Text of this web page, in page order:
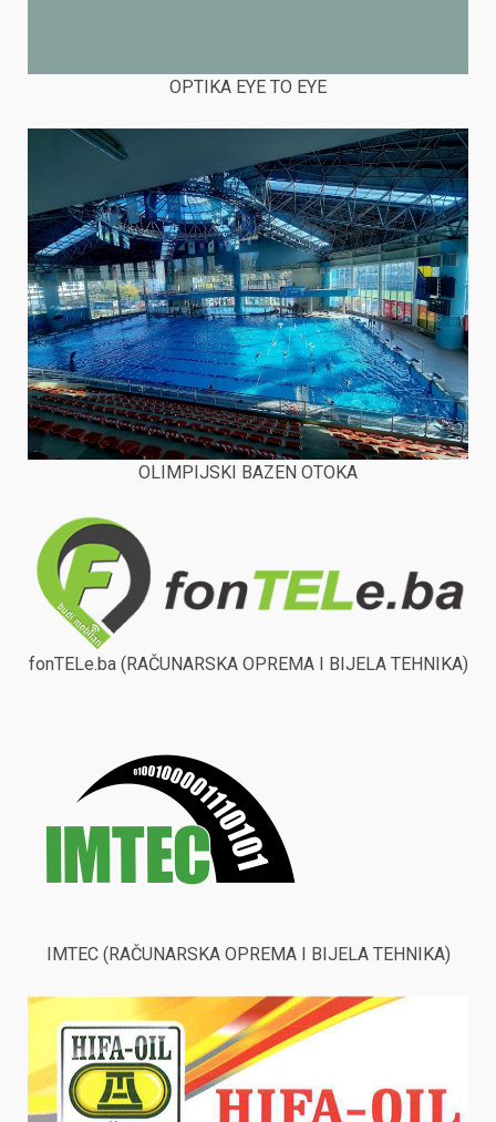
OPTIKA EYE TO EYE
OLIMPIJSKI BAZEN OTOKA
fonTELe.ba (RAČUNARSKA OPREMA I BIJELA TEHNIKA)
IMTEC (RAČUNARSKA OPREMA I BIJELA TEHNIKA)